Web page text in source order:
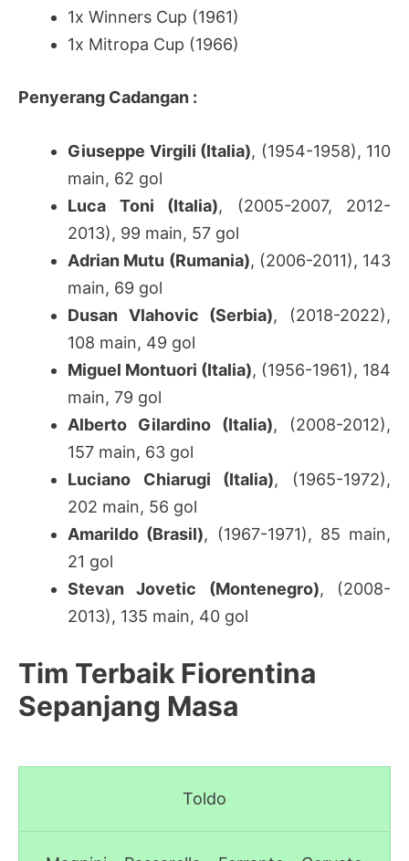
1x Winners Cup (1961)
1x Mitropa Cup (1966)
Penyerang Cadangan :
Giuseppe Virgili (Italia), (1954-1958), 110
main, 62 gol
Luca Toni (Italia), (2005-2007, 2012-
2013), 99 main, 57 gol
Adrian Mutu (Rumania), (2006-2011), 143
main, 69 gol
Dusan Vlahovic (Serbia), (2018-2022),
108 main, 49 gol
Miguel Montuori (Italia), (1956-1961), 184
main, 79 gol
Alberto Gilardino (Italia), (2008-2012),
157 main, 63 gol
Luciano Chiarugi (Italia), (1965-1972),
202 main, 56 gol
Amarildo (Brasil), (1967-1971), 85 main,
21 gol
Stevan Jovetic (Montenegro), (2008-
2013), 135 main, 40 gol
Tim Terbaik Fiorentina
Sepanjang Masa
Toldo